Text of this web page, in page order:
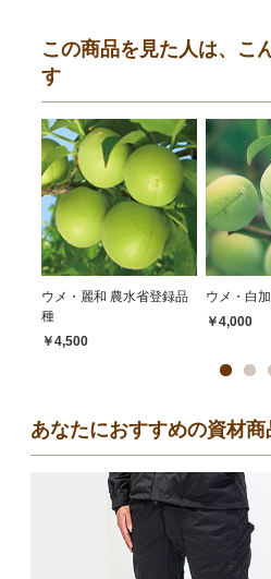
この商品を見た人は、こ
す
ウメ・麗和 農水省登録品
種
￥4,500
ウメ・白
￥4,000
あなたにおすすめの資材商